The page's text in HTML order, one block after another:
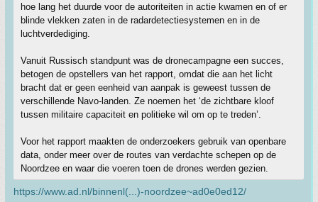
hoe lang het duurde voor de autoriteiten in actie kwamen en of er
blinde vlekken zaten in de radardetectiesystemen en in de
luchtverdediging.
Vanuit Russisch standpunt was de dronecampagne een succes,
betogen de opstellers van het rapport, omdat die aan het licht
bracht dat er geen eenheid van aanpak is geweest tussen de
verschillende Navo-landen. Ze noemen het ‘de zichtbare kloof
tussen militaire capaciteit en politieke wil om op te treden’.
Voor het rapport maakten de onderzoekers gebruik van openbare
data, onder meer over de routes van verdachte schepen op de
Noordzee en waar die voeren toen de drones werden gezien.
https://www.ad.nl/binnenl(...)-noordzee~ad0e0ed12/